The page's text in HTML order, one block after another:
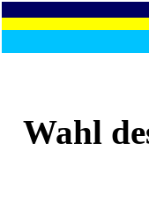
Wahl